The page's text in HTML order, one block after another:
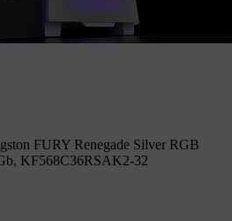
FURY Renegade Silver RGB
KF568C36RSAK2-32